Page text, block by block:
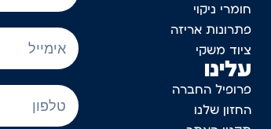
חומרי ניקוי
פתרונות אריזה
ציוד משקי
עלינו
פרופיל החברה
החזון שלנו